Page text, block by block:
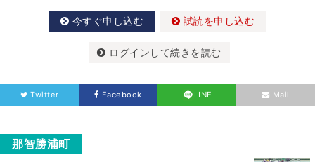
今すぐ申し込む 試読を申し込む
ログインして続きを読む
Twitter Facebook LINE Mail
那智勝浦町